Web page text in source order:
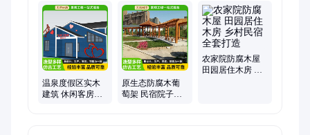
制、木屋房车、塑木地板、景观木屋、防腐木地板、菠萝格地
板、防腐木木屋、户外小木屋、防腐木廊架、花园专用地板、户
外小区花箱、硬木地板定制、庭院花园专用架、室外生态小木
屋、户外实木护栏、景区防腐木廊架、防腐木园艺花箱、景区入
口实木牌楼、中式仿古门头、防腐木景区牌楼、户外防腐木屋
温泉度假区实木
建筑 休闲客房用
原生态防腐木葡
萄架 民宿院子爬
农家院防腐木屋
田园居住木房 乡